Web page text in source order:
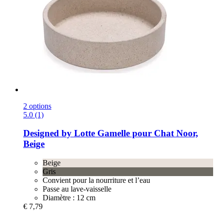
2 options
5.0 (1)
Designed by Lotte Gamelle pour Chat Noor,
Beige
Beige
Gris
Convient pour la nourriture et l’eau
Passe au lave-vaisselle
Diamètre : 12 cm
€ 7,79